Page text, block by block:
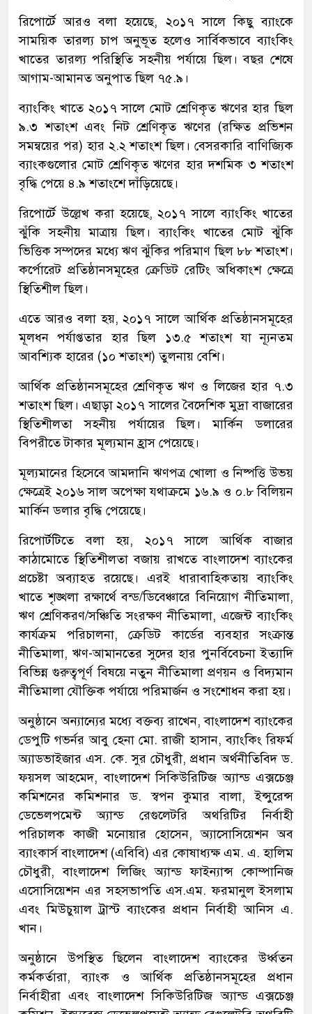
রিপোর্টে আরও বলা হয়েছে, ২০১৭ সালে কিছু ব্যাংকে
সাময়িক তারল্য চাপ অনুভূত হলেও সার্বিকভাবে ব্যাংকিং
খাতের তারল্য পরিস্থিতি সহনীয় পর্যায়ে ছিল। বছর শেষে
আগাম-আমানত অনুপাত ছিল ৭৫.৯।
ব্যাংকিং খাতে ২০১৭ সালে মোট শ্রেণিকৃত ঋণের হার ছিল
৯.৩ শতাংশ এবং নিট শ্রেণিকৃত ঋণের (রক্ষিত প্রভিশন
সমন্বয়ের পর) হার ২.২ শতাংশ ছিল। বেসরকারি বাণিজ্যিক
ব্যাংকগুলোর মোট শ্রেণিকৃত ঋণের হার দশমিক ৩ শতাংশ
বৃদ্ধি পেয়ে ৪.৯ শতাংশে দাঁড়িয়েছে।
রিপোর্টে উল্লেখ করা হয়েছে, ২০১৭ সালে ব্যাংকিং খাতের
ঝুঁকি সহনীয় মাত্রায় ছিল। ব্যাংকিং খাতের মোট ঝুঁকি
ভিত্তিক সম্পদের মধ্যে ঋণ ঝুঁকির পরিমাণ ছিল ৮৮ শতাংশ।
কর্পোরেট প্রতিষ্ঠানসমূহের ক্রেডিট রেটিং অধিকাংশ ক্ষেত্রে
স্থিতিশীল ছিল।
এতে আরও বলা হয়, ২০১৭ সালে আর্থিক প্রতিষ্ঠানসমূহের
মূলধন পর্যাপ্ততার হার ছিল ১৩.৫ শতাংশ যা ন্যূনতম
আবশ্যিক হারের (১০ শতাংশ) তুলনায় বেশি।
আর্থিক প্রতিষ্ঠানসমূহের শ্রেণিকৃত ঋণ ও লিজের হার ৭.৩
শতাংশ ছিল। এছাড়া ২০১৭ সালের বৈদেশিক মুদ্রা বাজারের
স্থিতিশীলতা সহনীয় পর্যায়ের ছিল। মার্কিন ডলারের
বিপরীতে টাকার মূল্যমান হ্রাস পেয়েছে।
মূল্যমানের হিসেবে আমদানি ঋণপত্র খোলা ও নিষ্পত্তি উভয়
ক্ষেত্রেই ২০১৬ সাল অপেক্ষা যথাক্রমে ১৬.৯ ও ০.৮ বিলিয়ন
মার্কিন ডলার বৃদ্ধি পেয়েছে।
রিপোর্টটিতে বলা হয়, ২০১৭ সালে আর্থিক বাজার
কাঠামোতে স্থিতিশীলতা বজায় রাখতে বাংলাদেশ ব্যাংকের
প্রচেষ্টা অব্যাহত রয়েছে। এরই ধারাবাহিকতায় ব্যাংকিং
খাতে শৃঙ্খলা রক্ষার্থে বন্ড/ডিবেঞ্চারে বিনিয়োগ নীতিমালা,
ঋণ শ্রেণিকরণ/সঞ্চিতি সংরক্ষণ নীতিমালা, এজেন্ট ব্যাংকিং
কার্যক্রম পরিচালনা, ক্রেডিট কার্ডের ব্যবহার সংক্রান্ত
নীতিমালা, ঋণ-আমানতের সুদের হার পুনর্বিবেচনা ইত্যাদি
বিভিন্ন গুরুত্বপূর্ণ বিষয়ে নতুন নীতিমালা প্রণয়ন ও বিদ্যমান
নীতিমালা যৌক্তিক পর্যায়ে পরিমার্জন ও সংশোধন করা হয়।
অনুষ্ঠানে অন্যান্যের মধ্যে বক্তব্য রাখেন, বাংলাদেশ ব্যাংকের
ডেপুটি গভর্নর আবু হেনা মো. রাজী হাসান, ব্যাংকিং রিফর্ম
অ্যাডভাইজার এস. কে. সুর চৌধুরী, প্রধান অর্থনীতিবিদ ড.
ফয়সল আহমেদ, বাংলাদেশ সিকিউরিটিজ অ্যান্ড এক্সচেঞ্জ
কমিশনের কমিশনার ড. স্বপন কুমার বালা, ইন্সুরেন্স
ডেভেলপমেন্ট অ্যান্ড রেগুলেটরি অথরিটির নির্বাহী
পরিচালক কাজী মনোয়ার হোসেন, অ্যাসোসিয়েশন অব
ব্যাংকার্স বাংলাদেশ (এবিবি) এর কোষাধ্যক্ষ এম. এ. হালিম
চৌধুরী, বাংলাদেশ লিজিং অ্যান্ড ফাইন্যান্স কোম্পানিজ
এসোসিয়েশন এর সহসভাপতি এস.এম. ফরমানুল ইসলাম
এবং মিউচুয়াল ট্রাস্ট ব্যাংকের প্রধান নির্বাহী আনিস এ.
খান।
অনুষ্ঠানে উপস্থিত ছিলেন বাংলাদেশ ব্যাংকের উর্ধ্বতন
কর্মকর্তারা, ব্যাংক ও আর্থিক প্রতিষ্ঠানসমূহের প্রধান
নির্বাহীরা এবং বাংলাদেশ সিকিউরিটিজ অ্যান্ড এক্সচেঞ্জ